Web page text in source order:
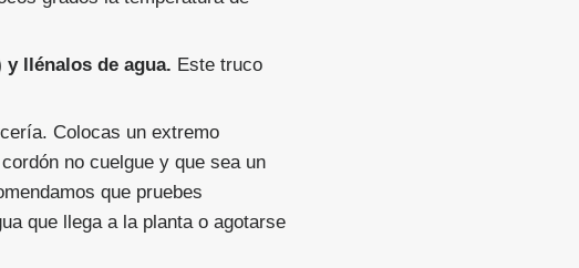
llénalos de agua. Este truco
Colocas un extremo
no cuelgue y que sea un
que pruebes
que llega a la planta o agotarse